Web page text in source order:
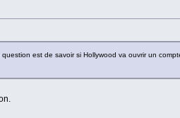
est de savoir si Hollywood va ouvrir un